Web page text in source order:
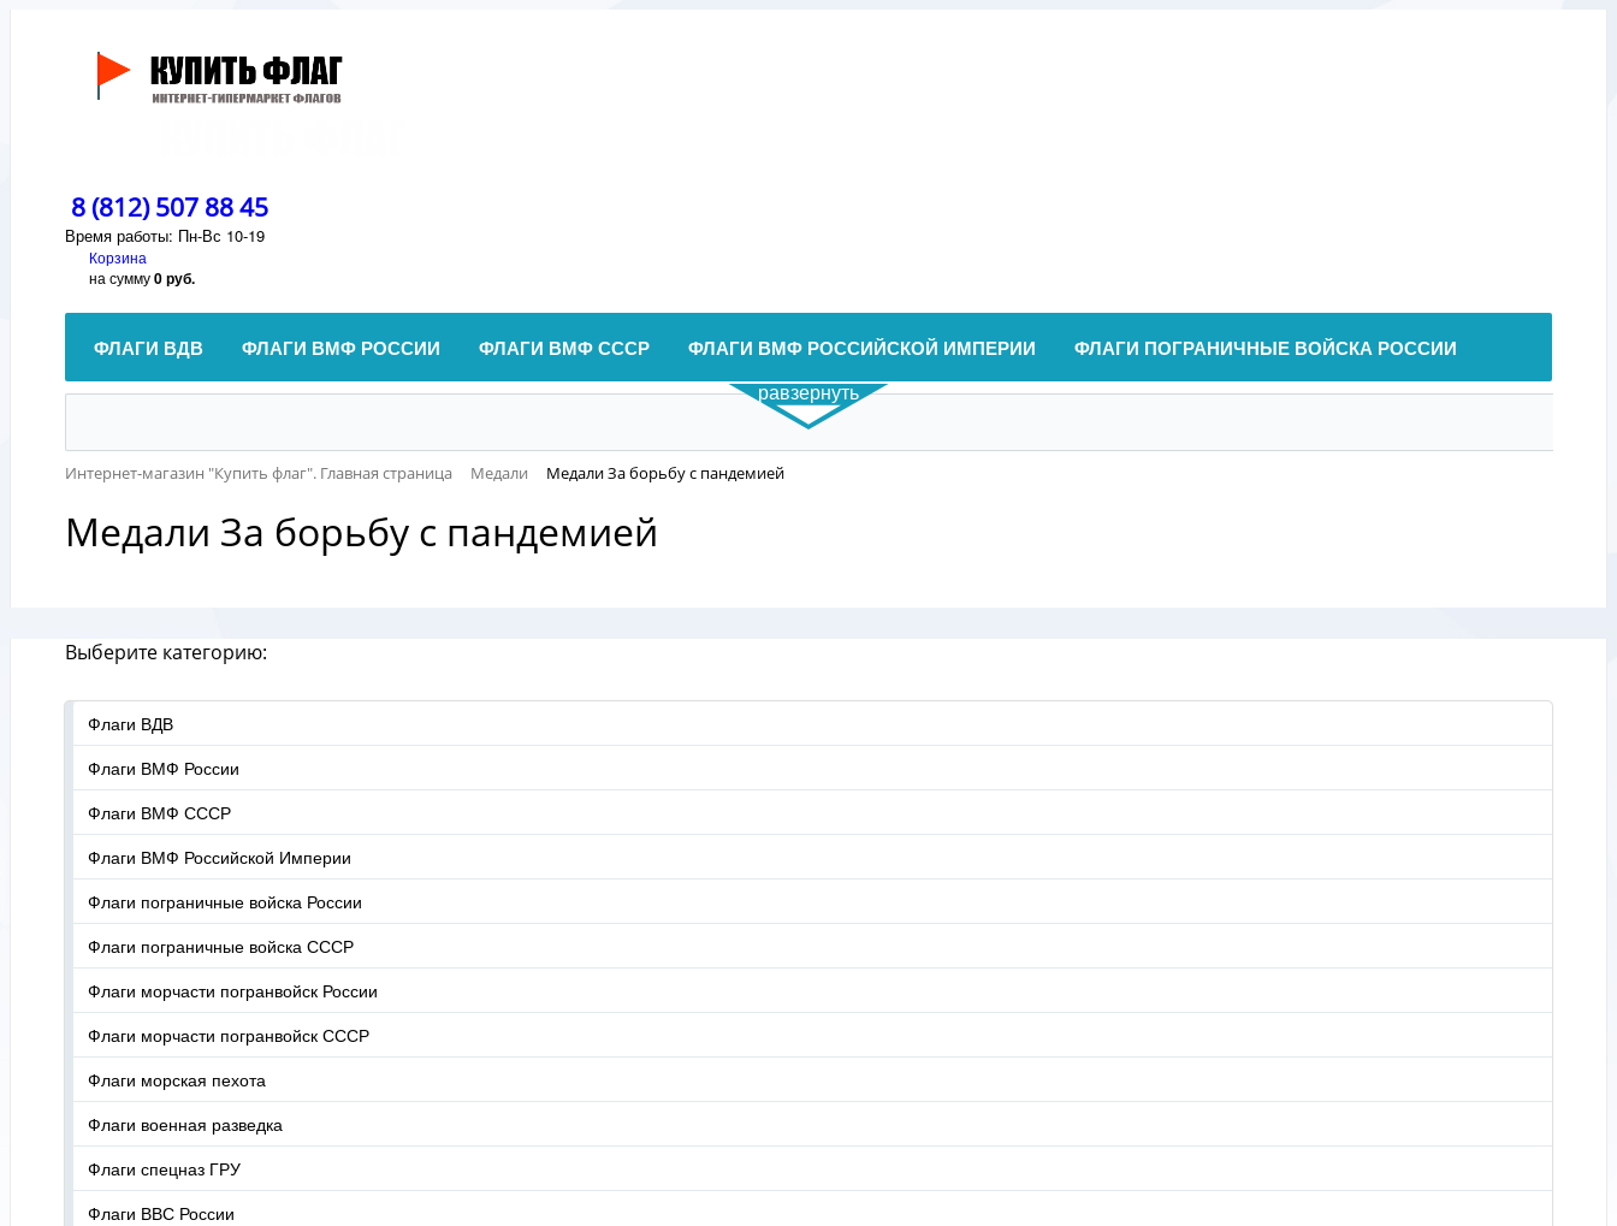
8 (812) 507 88 45
Время работы: Пн-Вс 10-19
Корзина
на сумму0 руб.
ФЛАГИ ВДВ ФЛАГИ ВМФ РОССИИ ФЛАГИ ВМФ СССР ФЛАГИ ВМФ РОССИЙСКОЙ ИМПЕРИИ ФЛАГИ ПОГРАНИЧНЫЕ ВОЙСКА РОССИИ
равзернуть
Интернет-магазин "Купить флаг". Главная страница Медали Медали За борьбу с пандемией
Медали За борьбу с пандемией
Выберите категорию:
Флаги ВДВ
Флаги ВМФ России
Флаги ВМФ СССР
Флаги ВМФ Российской Империи
Флаги пограничные войска России
Флаги пограничные войска СССР
Флаги морчасти погранвойск России
Флаги морчасти погранвойск СССР
Флаги морская пехота
Флаги военная разведка
Флаги спецназ ГРУ
Флаги ВВС России